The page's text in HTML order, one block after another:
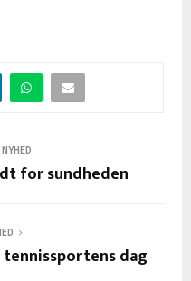
NYHED
for sundheden
dag